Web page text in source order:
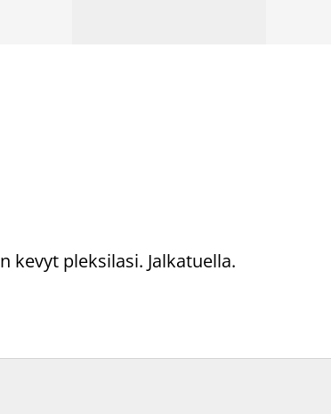
kevyt pleksilasi. Jalkatuella.